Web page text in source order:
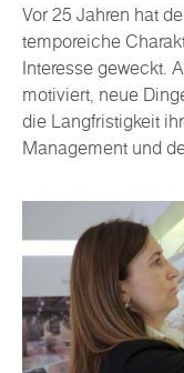
Vor 25 Jahren hat
temporeiche
Interesse geweckt.
motiviert, neue
die Langfristigkeit
Management und